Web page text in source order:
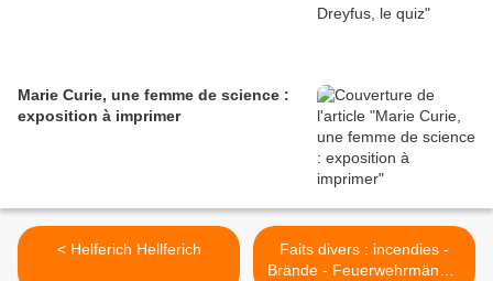
Marie Curie, une femme de science :
exposition à imprimer
< Helferich Hellferich
Faits divers : incendies -
Brände - Feuerwehrmänner